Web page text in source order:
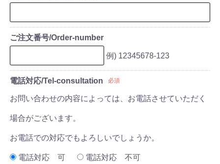
ご注文番号/Order-number
例) 12345678-123
電話対応/Tel-consultation 必須
お問い合わせの内容によっては、お電話させていただく
場合がございます。
お電話での対応でもよろしいでしょうか。
電話対応 可 電話対応 不可